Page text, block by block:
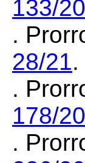
133/20
.
28/21.
.
178/
.